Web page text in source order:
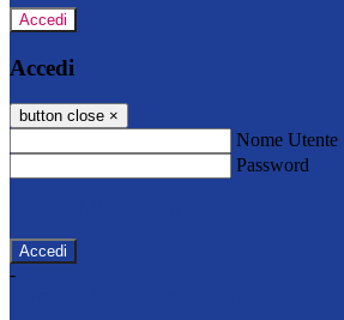
Accedi
Accedi
button close ×
Nome Utente
Password
-